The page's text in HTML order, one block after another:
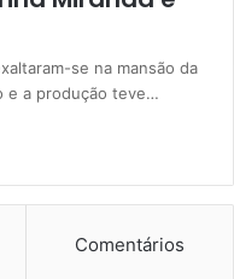
se na mansão da
e a produção teve…
Comentários